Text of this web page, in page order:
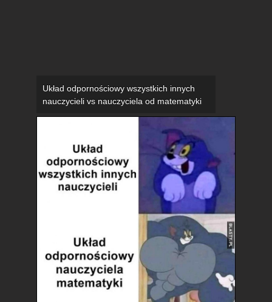
Układ odpornościowy wszystkich innych
nauczycieli vs nauczyciela od matematyki